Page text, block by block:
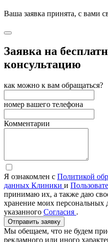
Ваша заявка принята, с вами
Заявка на
консультацию
как можно к вам обращаться?
номер вашего телефона
Комментарии
Я ознакомлен с Политикой
данных Клиники и
принимаю их, а также даю
хранение моих персональных
указанного Согласия .
Отправить заявку
Мы обещаем, что не будем
рекламного или иного